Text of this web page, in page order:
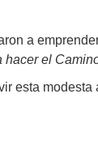
a
hacer el
esta